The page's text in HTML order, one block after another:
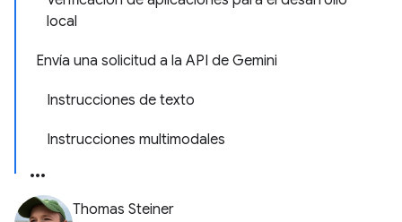
local
Envía una solicitud a la API de Gemini
Instrucciones de texto
Instrucciones multimodales
Thomas Steiner